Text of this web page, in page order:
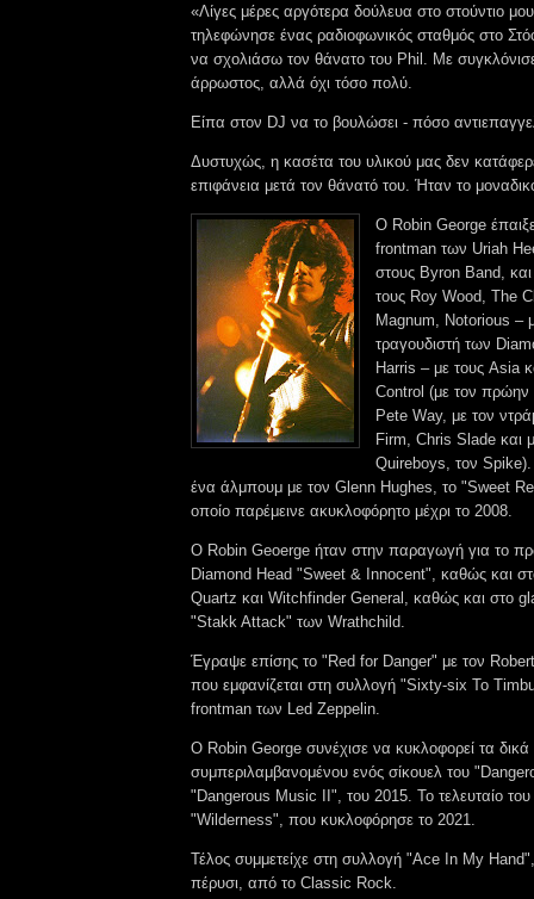
«Λίγες μέρες αργότερα δούλευα στο στούντιο
τηλεφώνησε ένας ραδιοφωνικός σταθμός στο
να σχολιάσω τον θάνατο του Phil. Με
άρρωστος, αλλά όχι τόσο πολύ.
Είπα στον DJ να το βουλώσει - πόσο
Δυστυχώς, η κασέτα του υλικού μας δεν
επιφάνεια μετά τον θάνατό του. Ήταν το
Ο Robin George
frontman των Uriah
στους Byron Band, και
τους Roy Wood, The
Magnum, Notorious –
τραγουδιστή των
Harris – με τους Asia
Control (με τον
Pete Way, με τον
Firm, Chris Slade και
Quireboys, τον
ένα άλμπουμ με τον Glenn Hughes, το "Sweet
οποίο παρέμεινε ακυκλοφόρητο μέχρι το 2008.
Ο Robin Geoerge ήταν στην παραγωγή για το
Diamond Head "Sweet & Innocent", καθώς και
Quartz και Witchfinder General, καθώς και στο
"Stakk Attack" των Wrathchild.
Έγραψε επίσης το "Red for Danger" με τον
που εμφανίζεται στη συλλογή "Sixty-six To
frontman των Led Zeppelin.
Ο Robin George συνέχισε να κυκλοφορεί τα
συμπεριλαμβανομένου ενός σίκουελ του
"Dangerous Music II", του 2015. Το τελευταίο
"Wilderness", που κυκλοφόρησε το 2021.
Τέλος συμμετείχε στη συλλογή "Ace In My
πέρυσι, από το Classic Rock.